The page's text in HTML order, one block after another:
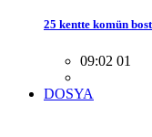
25 kentte komün
09:02 01
DOSYA